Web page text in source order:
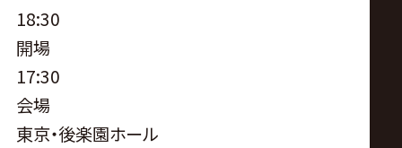
ト
18:30
開場
17:30
会場
東京・後楽園ホール